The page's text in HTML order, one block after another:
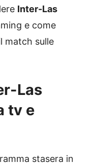
Inter-Las
e come
match sulle
Las
tv e
stasera in